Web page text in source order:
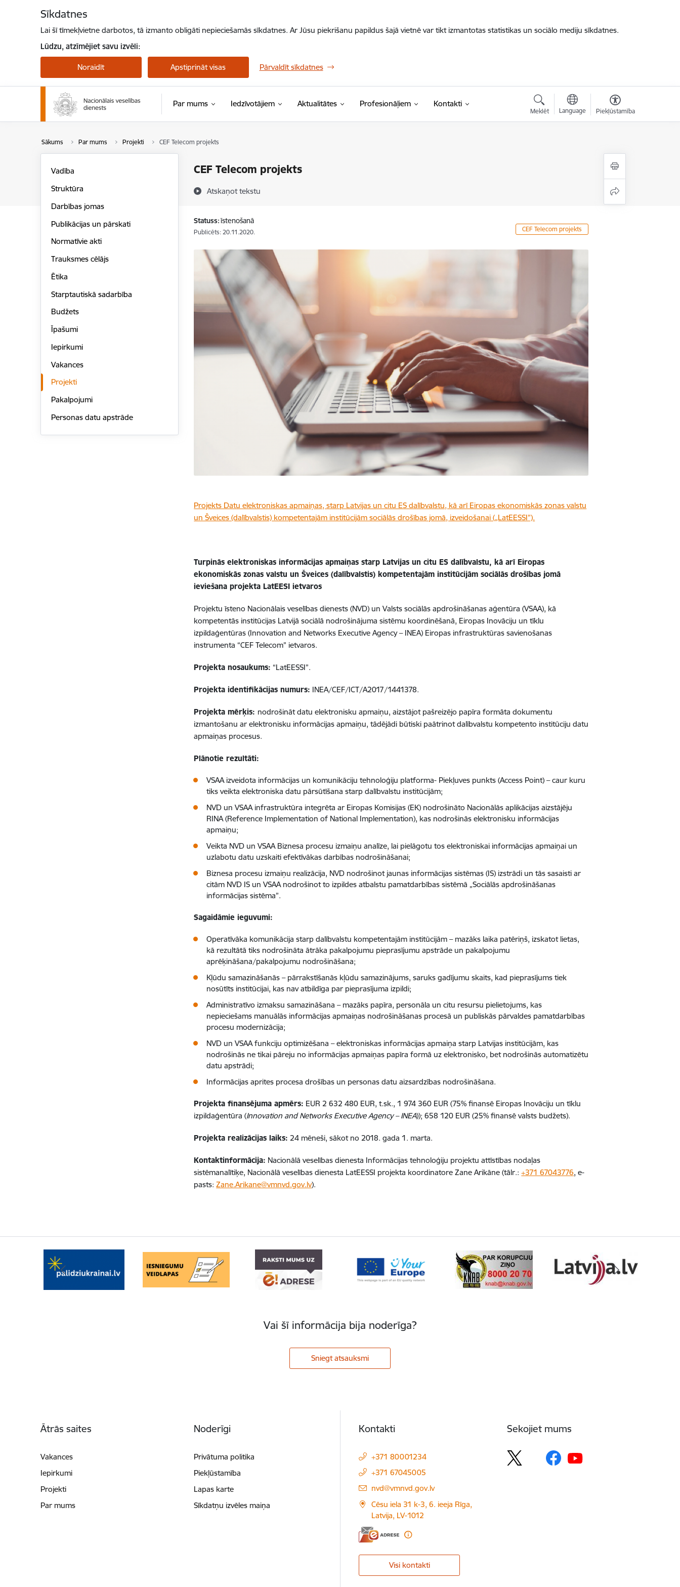
Sīkdatnes
Lai šī tīmekļvietne darbotos, tā izmanto obligāti nepieciešamās sīkdatnes. Ar Jūsu piekrišanu papildus šajā vietnē var tikt izmantotas statistikas un sociālo mediju sīkdatnes.
Lūdzu, atzīmējiet savu izvēli:
Noraidīt Apstiprināt visas Pārvaldīt sīkdatnes
Par mums Iedzīvotājiem Aktualitātes Profesionāļiem Kontakti
Meklēt Language Piekļūstamība
Sākums Par mums Projekti CEF Telecom projekts
CEF Telecom projekts
Atskaņot tekstu
Vadība
Struktūra
Darbības jomas
Publikācijas un pārskati
Normatīvie akti
Trauksmes cēlājs
Ētika
Starptautiskā sadarbība
Budžets
Īpašumi
Iepirkumi
Vakances
Projekti
Pakalpojumi
Personas datu apstrāde
Statuss:īstenošanā
Publicēts: 20.11.2020. CEF Telecom projekts
Projekts Datu elektroniskas apmaiņas, starp Latvijas un citu ES dalībvalstu, kā arī Eiropas ekonomiskās zonas valstu
un Šveices (dalībvalstis) kompetentajām institūcijām sociālās drošības jomā, izveidošanai („LatEESSI”).
Turpinās elektroniskas informācijas apmaiņas starp Latvijas un citu ES dalībvalstu, kā arī Eiropas
ekonomiskās zonas valstu un Šveices (dalībvalstis) kompetentajām institūcijām sociālās drošības jomā
ieviešana projekta LatEESI ietvaros
Projektu īsteno Nacionālais veselības dienests (NVD) un Valsts sociālās apdrošināšanas aģentūra (VSAA), kā
kompetentās institūcijas Latvijā sociālā nodrošinājuma sistēmu koordinēšanā, Eiropas Inovāciju un tīklu
izpildaģentūras (Innovation and Networks Executive Agency – INEA) Eiropas infrastruktūras savienošanas
instrumenta “CEF Telecom” ietvaros.
Projekta nosaukums: “LatEESSI”.
Projekta identifikācijas numurs: INEA/CEF/ICT/A2017/1441378.
Projekta mērķis: nodrošināt datu elektronisku apmaiņu, aizstājot pašreizējo papīra formāta dokumentu
izmantošanu ar elektronisku informācijas apmaiņu, tādējādi būtiski paātrinot dalībvalstu kompetento institūciju datu
apmaiņas procesus.
Plānotie rezultāti:
VSAA izveidota informācijas un komunikāciju tehnoloģiju platforma- Piekļuves punkts (Access Point) – caur kuru
tiks veikta elektroniska datu pārsūtīšana starp dalībvalstu institūcijām;
NVD un VSAA infrastruktūra integrēta ar Eiropas Komisijas (EK) nodrošināto Nacionālās aplikācijas aizstājēju
RINA (Reference Implementation of National Implementation), kas nodrošinās elektronisku informācijas
apmaiņu;
Veikta NVD un VSAA Biznesa procesu izmaiņu analīze, lai pielāgotu tos elektroniskai informācijas apmaiņai un
uzlabotu datu uzskaiti efektīvākas darbības nodrošināšanai;
Biznesa procesu izmaiņu realizācija, NVD nodrošinot jaunas informācijas sistēmas (IS) izstrādi un tās sasaisti ar
citām NVD IS un VSAA nodrošinot to izpildes atbalstu pamatdarbības sistēmā „Sociālās apdrošināšanas
informācijas sistēma”.
Sagaidāmie ieguvumi:
Operatīvāka komunikācija starp dalībvalstu kompetentajām institūcijām – mazāks laika patēriņš, izskatot lietas,
kā rezultātā tiks nodrošināta ātrāka pakalpojumu pieprasījumu apstrāde un pakalpojumu
aprēķināšana/pakalpojumu nodrošināšana;
Kļūdu samazināšanās – pārrakstīšanās kļūdu samazinājums, saruks gadījumu skaits, kad pieprasījums tiek
nosūtīts institūcijai, kas nav atbildīga par pieprasījuma izpildi;
Administratīvo izmaksu samazināšana – mazāks papīra, personāla un citu resursu pielietojums, kas
nepieciešams manuālās informācijas apmaiņas nodrošināšanas procesā un publiskās pārvaldes pamatdarbības
procesu modernizācija;
NVD un VSAA funkciju optimizēšana – elektroniskas informācijas apmaiņa starp Latvijas institūcijām, kas
nodrošinās ne tikai pāreju no informācijas apmaiņas papīra formā uz elektronisko, bet nodrošinās automatizētu
datu apstrādi;
Informācijas aprites procesa drošības un personas datu aizsardzības nodrošināšana.
Projekta finansējuma apmērs: EUR 2 632 480 EUR, t.sk., 1 974 360 EUR (75% finansē Eiropas Inovāciju un tīklu
izpildaģentūra (Innovation and Networks Executive Agency – INEA)); 658 120 EUR (25% finansē valsts budžets).
Projekta realizācijas laiks: 24 mēneši, sākot no 2018. gada 1. marta.
Kontaktinformācija: Nacionālā veselības dienesta Informācijas tehnoloģiju projektu attīstības nodaļas
sistēmanalītiķe, Nacionālā veselības dienesta LatEESSI projekta koordinatore Zane Arikāne (tālr.:+371 67043776, e-
pasts:Zane.Arikane@vmnvd.gov.lv).
Vai šī informācija bija noderīga?
Sniegt atsauksmi
Ātrās saites
Vakances
Iepirkumi
Projekti
Par mums
Noderīgi
Privātuma politika
Piekļūstamība
Lapas karte
Sīkdatņu izvēles maiņa
Kontakti
+371 80001234
+371 67045005
E-pasts:
nvd@vmnvd.gov.lv
Cēsu iela 31 k-3, 6. ieeja Rīga,
Latvija, LV-1012
Visi kontakti
Sekojiet mums